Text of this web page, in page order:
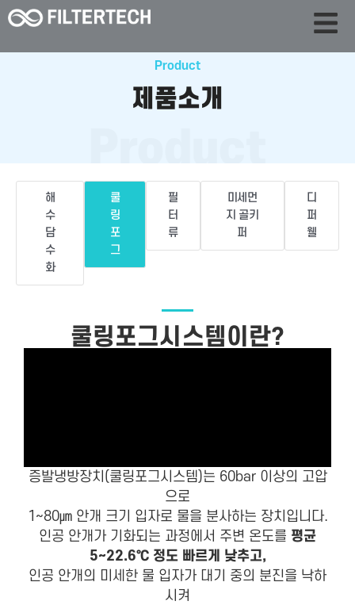
Product
제품소개
Product
해
수
담
수
화
쿨
링
포
그
필
터
류
미세먼
지 골키
퍼
디
퍼
웰
쿨링포그시스템이란?
증발냉방장치(쿨링포그시스템)는 60bar 이상의 고압
으로
1~80㎛ 안개 크기 입자로 물을 분사하는 장치입니다.
인공 안개가 기화되는 과정에서 주변 온도를 평균
5~22.6℃ 정도 빠르게 낮추고,
인공 안개의 미세한 물 입자가 대기 중의 분진을 낙하
시켜